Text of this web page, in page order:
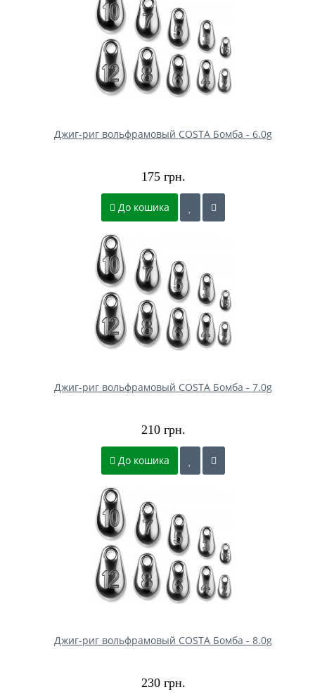
Джиг-риг вольфрамовый COSTA Бомба - 6.0g
175 грн.
До кошика
Джиг-риг вольфрамовый COSTA Бомба - 7.0g
210 грн.
До кошика
Джиг-риг вольфрамовый COSTA Бомба - 8.0g
230 грн.